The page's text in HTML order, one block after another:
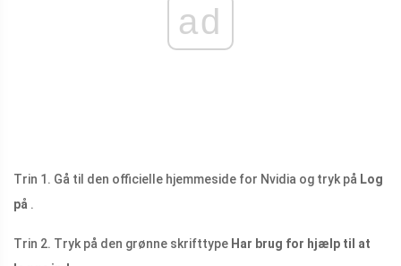
ad
Trin 1. Gå til den officielle hjemmeside for Nvidia og tryk på Log
på .
Trin 2. Tryk på den grønne skrifttype Har brug for hjælp til at